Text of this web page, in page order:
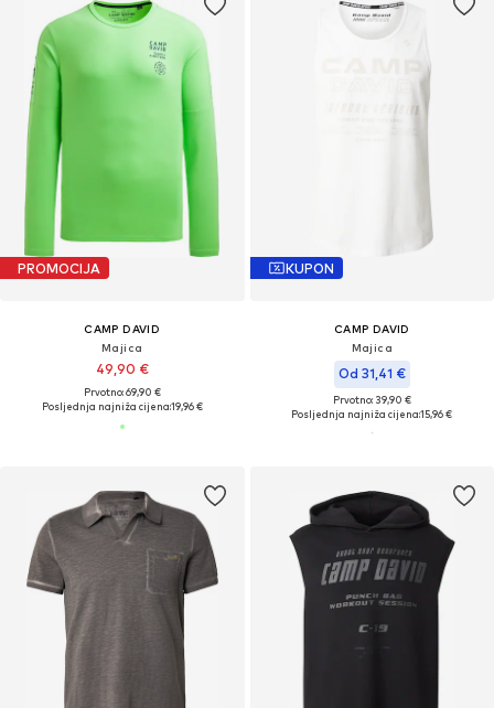
PROMOCIJA
CAMP DAVID
Majica
49,90 €
Prvotno: 69,90 €
Posljednja najniža cijena:19,96 €
KUPON
CAMP DAVID
Majica
Od 31,41 €
Prvotno: 39,90 €
Posljednja najniža cijena:15,96 €